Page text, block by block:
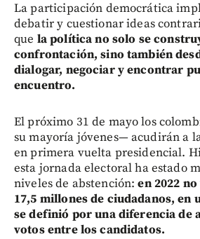
La participación democrática
debatir y cuestionar ideas
que la política no solo se
confrontación, sino también
dialogar, negociar y encontrar
encuentro.
El próximo 31 de mayo los
su mayoría jóvenes— acudirán a
en primera vuelta presidencial.
esta jornada electoral ha estado
niveles de abstención:en 2022
17,5 millones de ciudadanos, en
se definió por una diferencia de
votos entre los candidatos.